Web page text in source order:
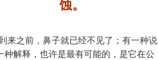
蚀。
来之前，鼻子就已经不见了；有一种说
解释，也许是最有可能的，是它在公